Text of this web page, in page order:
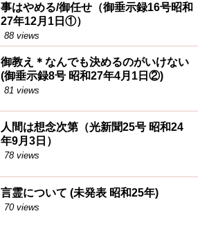
事はやめる/御任せ（御垂示録16号昭和
27年12月1日①）
88 views
御教え＊なんでも決めるのがいけない
(御垂示録8号 昭和27年4月1日②)
81 views
人間は想念次第（光新聞25号 昭和24
年9月3日）
78 views
言霊について (未発表 昭和25年)
70 views